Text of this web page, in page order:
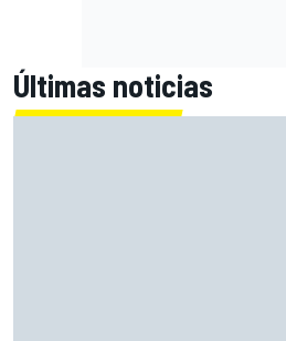
Últimas noticias